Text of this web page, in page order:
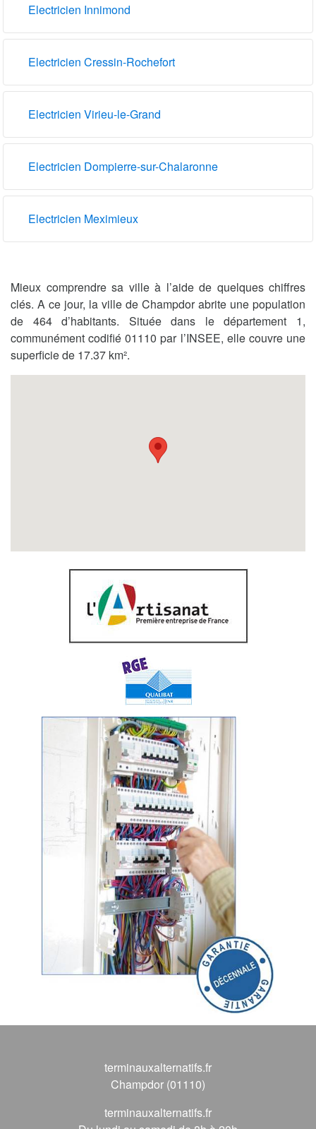
Electricien Innimond
Electricien Cressin-Rochefort
Electricien Virieu-le-Grand
Electricien Dompierre-sur-Chalaronne
Electricien Meximieux
Mieux comprendre sa ville à l’aide de quelques chiffres
clés. A ce jour, la ville de Champdor abrite une population
de 464 d’habitants. Située dans le département 1,
communément codifié 01110 par l’INSEE, elle couvre une
superficie de 17.37 km².
terminauxalternatifs.fr
Champdor (01110)
terminauxalternatifs.fr